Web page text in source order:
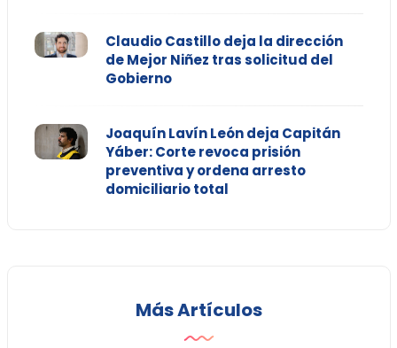
Claudio Castillo deja la dirección
de Mejor Niñez tras solicitud del
Gobierno
Joaquín Lavín León deja Capitán
Yáber: Corte revoca prisión
preventiva y ordena arresto
domiciliario total
Más Artículos